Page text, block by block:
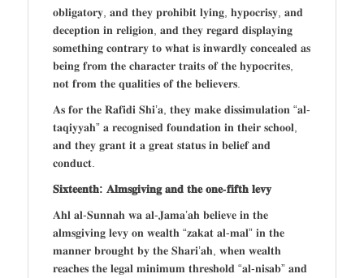
𝐨𝐛𝐥𝐢𝐠𝐚𝐭𝐨𝐫𝐲, 𝐚𝐧𝐝 𝐭𝐡𝐞𝐲 𝐩𝐫𝐨𝐡𝐢𝐛𝐢𝐭 𝐥𝐲𝐢𝐧𝐠, 𝐡𝐲𝐩𝐨𝐜𝐫𝐢𝐬𝐲, 𝐚𝐧𝐝
𝐝𝐞𝐜𝐞𝐩𝐭𝐢𝐨𝐧 𝐢𝐧 𝐫𝐞𝐥𝐢𝐠𝐢𝐨𝐧, 𝐚𝐧𝐝 𝐭𝐡𝐞𝐲 𝐫𝐞𝐠𝐚𝐫𝐝 𝐝𝐢𝐬𝐩𝐥𝐚𝐲𝐢𝐧𝐠
𝐬𝐨𝐦𝐞𝐭𝐡𝐢𝐧𝐠 𝐜𝐨𝐧𝐭𝐫𝐚𝐫𝐲 𝐭𝐨 𝐰𝐡𝐚𝐭 𝐢𝐬 𝐢𝐧𝐰𝐚𝐫𝐝𝐥𝐲 𝐜𝐨𝐧𝐜𝐞𝐚𝐥𝐞𝐝 𝐚𝐬
𝐛𝐞𝐢𝐧𝐠 𝐟𝐫𝐨𝐦 𝐭𝐡𝐞 𝐜𝐡𝐚𝐫𝐚𝐜𝐭𝐞𝐫 𝐭𝐫𝐚𝐢𝐭𝐬 𝐨𝐟 𝐭𝐡𝐞 𝐡𝐲𝐩𝐨𝐜𝐫𝐢𝐭𝐞𝐬,
𝐧𝐨𝐭 𝐟𝐫𝐨𝐦 𝐭𝐡𝐞 𝐪𝐮𝐚𝐥𝐢𝐭𝐢𝐞𝐬 𝐨𝐟 𝐭𝐡𝐞 𝐛𝐞𝐥𝐢𝐞𝐯𝐞𝐫𝐬.
𝐀𝐬 𝐟𝐨𝐫 𝐭𝐡𝐞 𝐑𝐚𝐟𝐢𝐝𝐢 𝐒𝐡𝐢’𝐚, 𝐭𝐡𝐞𝐲 𝐦𝐚𝐤𝐞 𝐝𝐢𝐬𝐬𝐢𝐦𝐮𝐥𝐚𝐭𝐢𝐨𝐧 “𝐚𝐥-
𝐭𝐚𝐪𝐢𝐲𝐲𝐚𝐡” 𝐚 𝐫𝐞𝐜𝐨𝐠𝐧𝐢𝐬𝐞𝐝 𝐟𝐨𝐮𝐧𝐝𝐚𝐭𝐢𝐨𝐧 𝐢𝐧 𝐭𝐡𝐞𝐢𝐫 𝐬𝐜𝐡𝐨𝐨𝐥,
𝐚𝐧𝐝 𝐭𝐡𝐞𝐲 𝐠𝐫𝐚𝐧𝐭 𝐢𝐭 𝐚 𝐠𝐫𝐞𝐚𝐭 𝐬𝐭𝐚𝐭𝐮𝐬 𝐢𝐧 𝐛𝐞𝐥𝐢𝐞𝐟 𝐚𝐧𝐝
𝐜𝐨𝐧𝐝𝐮𝐜𝐭.
𝐒𝐢𝐱𝐭𝐞𝐞𝐧𝐭𝐡: 𝐀𝐥𝐦𝐬𝐠𝐢𝐯𝐢𝐧𝐠 𝐚𝐧𝐝 𝐭𝐡𝐞 𝐨𝐧𝐞-𝐟𝐢𝐟𝐭𝐡 𝐥𝐞𝐯𝐲
𝐀𝐡𝐥 𝐚𝐥-𝐒𝐮𝐧𝐧𝐚𝐡 𝐰𝐚 𝐚𝐥-𝐉𝐚𝐦𝐚’𝐚𝐡 𝐛𝐞𝐥𝐢𝐞𝐯𝐞 𝐢𝐧 𝐭𝐡𝐞
𝐚𝐥𝐦𝐬𝐠𝐢𝐯𝐢𝐧𝐠 𝐥𝐞𝐯𝐲 𝐨𝐧 𝐰𝐞𝐚𝐥𝐭𝐡 “𝐳𝐚𝐤𝐚𝐭 𝐚𝐥-𝐦𝐚𝐥” 𝐢𝐧 𝐭𝐡𝐞
𝐦𝐚𝐧𝐧𝐞𝐫 𝐛𝐫𝐨𝐮𝐠𝐡𝐭 𝐛𝐲 𝐭𝐡𝐞 𝐒𝐡𝐚𝐫𝐢’𝐚𝐡, 𝐰𝐡𝐞𝐧 𝐰𝐞𝐚𝐥𝐭𝐡
𝐫𝐞𝐚𝐜𝐡𝐞𝐬 𝐭𝐡𝐞 𝐥𝐞𝐠𝐚𝐥 𝐦𝐢𝐧𝐢𝐦𝐮𝐦 𝐭𝐡𝐫𝐞𝐬𝐡𝐨𝐥𝐝 “𝐚𝐥-𝐧𝐢𝐬𝐚𝐛” 𝐚𝐧𝐝